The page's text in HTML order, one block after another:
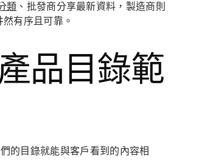
類 、批發商分享最新資料，製造商則
有序且可靠。
品目錄範
的目錄就能與客戶看到的內容相